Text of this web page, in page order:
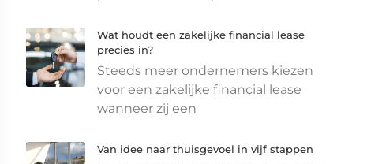
Wat houdt een zakelijke financial lease
precies in?
Steeds meer ondernemers kiezen
voor een zakelijke financial lease
wanneer zij een
Van idee naar thuisgevoel in vijf stappen